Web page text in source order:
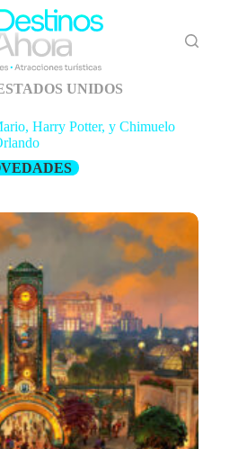
UNIDOS
Harry Potter, y Chimuelo